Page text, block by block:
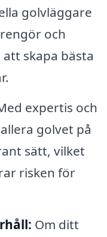
golvläggare
och
skapa bästa
expertis och
golvet på
sätt, vilket
risken för
Om ditt